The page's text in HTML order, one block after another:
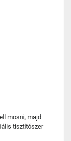
mosni, majd
tisztítószer